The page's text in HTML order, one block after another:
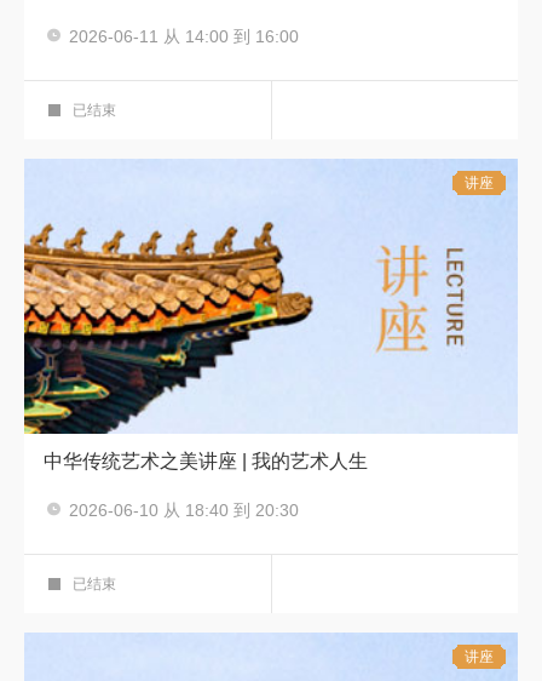
主讲人：曹芳芳
2026-06-11 从 14:00 到 16:00
艺术鉴赏厅
已结束
讲座
中华传统艺术之美讲座 | 我的艺术人生
2026-06-10 从 18:40 到 20:30
华彩展厅
已结束
讲座